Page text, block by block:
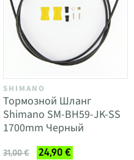
SHIMANO
Тормозной Шланг
Shimano SM-BH59-JK-SS
1700mm Черный
31,00 € 24,90 €